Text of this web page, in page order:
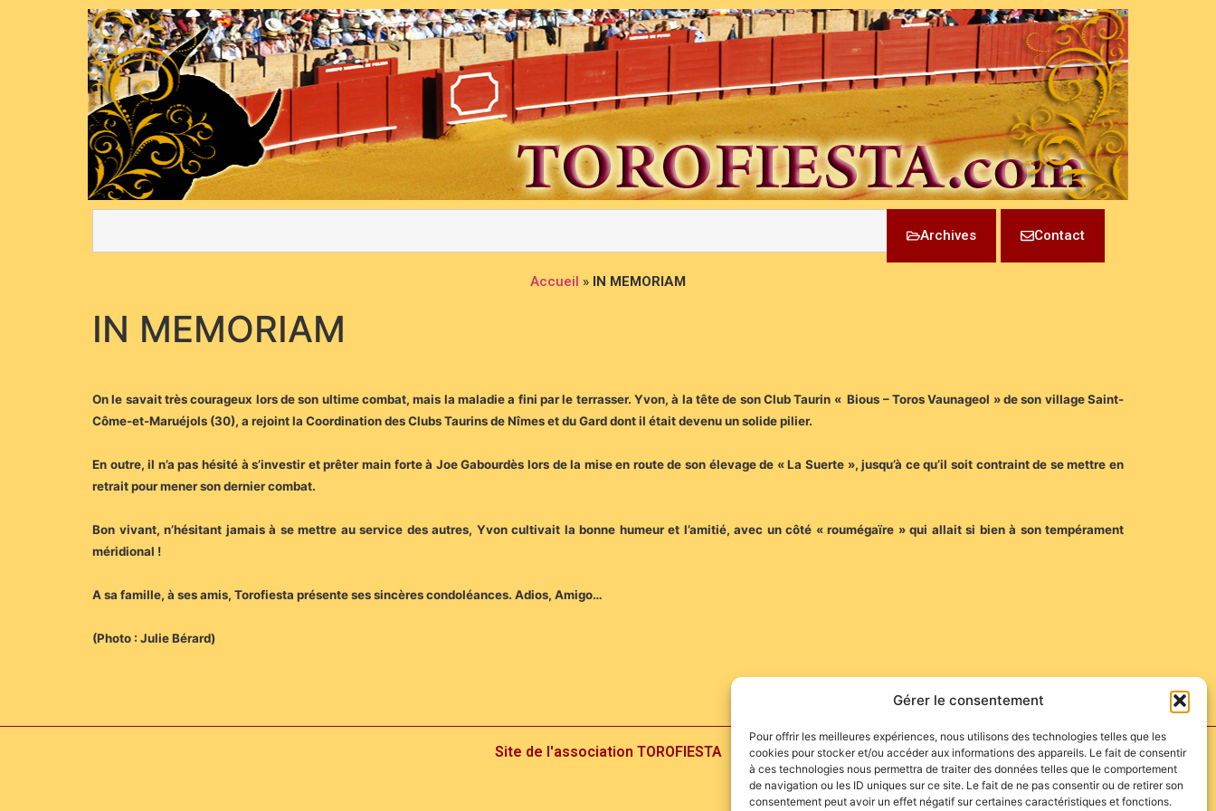
Gérer le consentement
Pour offrir les meilleures expériences, nous utilisons des technologies telles que les
cookies pour stocker et/ou accéder aux informations des appareils. Le fait de consentir
à ces technologies nous permettra de traiter des données telles que le comportement
de navigation ou les ID uniques sur ce site. Le fait de ne pas consentir ou de retirer son
consentement peut avoir un effet négatif sur certaines caractéristiques et fonctions.
Archives Contact
Accueil » IN MEMORIAM
IN MEMORIAM
On le savait très courageux lors de son ultime combat, mais la maladie a fini par le terrasser. Yvon, à la tête de son Club Taurin « Bious – Toros Vaunageol » de son village Saint-
Côme-et-Maruéjols (30), a rejoint la Coordination des Clubs Taurins de Nîmes et du Gard dont il était devenu un solide pilier.
En outre, il n’a pas hésité à s’investir et prêter main forte à Joe Gabourdès lors de la mise en route de son élevage de « La Suerte », jusqu’à ce qu’il soit contraint de se mettre en
retrait pour mener son dernier combat.
Bon vivant, n’hésitant jamais à se mettre au service des autres, Yvon cultivait la bonne humeur et l’amitié, avec un côté « roumégaïre » qui allait si bien à son tempérament
méridional !
A sa famille, à ses amis, Torofiesta présente ses sincères condoléances. Adios, Amigo…
(Photo : Julie Bérard)
Site de l'association TOROFIESTA